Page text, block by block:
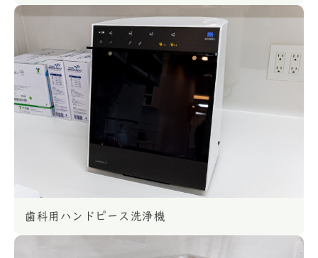
歯科用ハンドピース洗浄機